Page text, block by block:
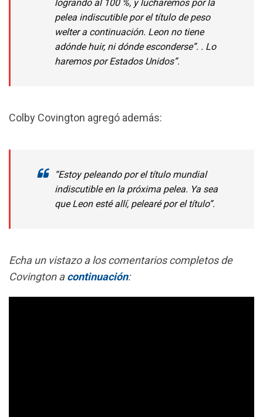
logrando al 100 %, y lucharemos por la
pelea indiscutible por el título de peso
welter a continuación. Leon no tiene
adónde huir, ni dónde esconderse”. . Lo
haremos por Estados Unidos”.
Colby Covington agregó además:
“Estoy peleando por el título mundial
indiscutible en la próxima pelea. Ya sea
que Leon esté allí, pelearé por el título”.
Echa un vistazo a los comentarios completos de
Covington acontinuación: